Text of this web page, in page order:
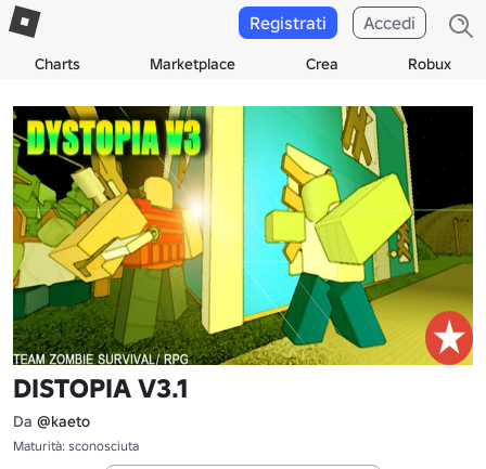
Charts Marketplace Crea Robux
Registrati Accedi
DISTOPIA V3.1
Da @kaeto
Maturità: sconosciuta